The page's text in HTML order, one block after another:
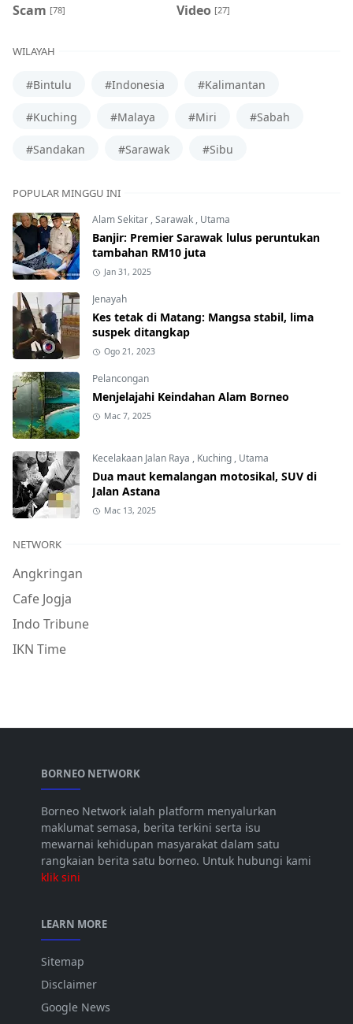
Scam [78] Video [27]
WILAYAH
#Bintulu #Indonesia #Kalimantan
#Kuching #Malaya #Miri #Sabah
#Sandakan #Sarawak #Sibu
POPULAR MINGGU INI
Alam Sekitar,Sarawak, Utama
Banjir: Premier Sarawak lulus peruntukan
tambahan RM10 juta
Jan 31, 2025
Jenayah
Kes tetak di Matang: Mangsa stabil, lima
suspek ditangkap
Ogo 21, 2023
Pelancongan
Menjelajahi Keindahan Alam Borneo
Mac 7, 2025
Kecelakaan Jalan Raya , Kuching, Utama
Dua maut kemalangan motosikal, SUV di
Jalan Astana
Mac 13, 2025
NETWORK
Angkringan
Cafe Jogja
Indo Tribune
IKN Time
BORNEO NETWORK
Borneo Network ialah platform menyalurkan
maklumat semasa, berita terkini serta isu
mewarnai kehidupan masyarakat dalam satu
rangkaian berita satu borneo. Untuk hubungi kami
klik sini
LEARN MORE
Sitemap
Disclaimer
Google News